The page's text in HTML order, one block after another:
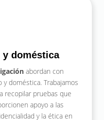
y doméstica
abordan con
doméstica. Trabajamos
recopilar pruebas que
apoyo a las
y la ética en